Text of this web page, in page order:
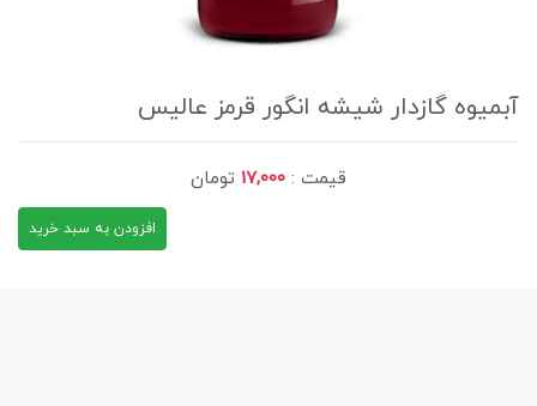
آبمیوه گازدار شیشه انگور قرمز عالیس
قیمت : 17,000 تومان
افزودن به سبد خرید